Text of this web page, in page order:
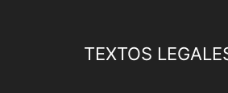
TEXTOS